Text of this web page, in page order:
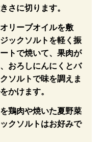
さに切ります。
リーブオイルを敷
ックソルトを軽く振
トで焼いて、果肉が
おろしにんにくとバ
ソルトで味を調えま
かけます。
鶏肉や焼いた夏野菜
クソルトはお好みで